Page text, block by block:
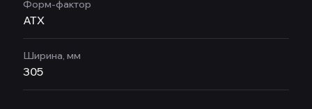
Форм-фактор
ATX
Ширина, мм
305